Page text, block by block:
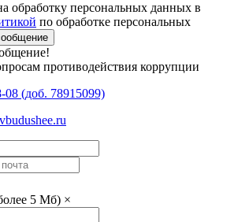
обработку персональных данных в
по обработке персональных
противодействия коррупции
08 (доб. 78915099)
5 Мб) ×